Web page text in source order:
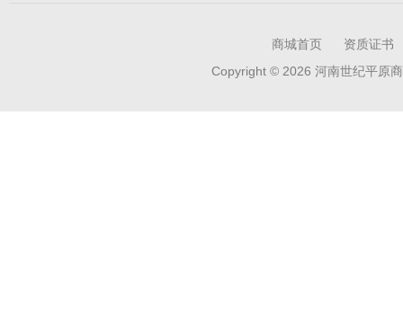
商城首页
资质证书
Copyright © 2026 河南世纪平